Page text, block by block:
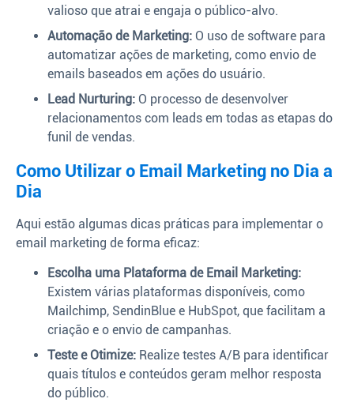
valioso que atrai e engaja o público-alvo.
Automação de Marketing: O uso de software para
automatizar ações de marketing, como envio de
emails baseados em ações do usuário.
Lead Nurturing: O processo de desenvolver
relacionamentos com leads em todas as etapas do
funil de vendas.
Como Utilizar o Email Marketing no Dia a
Dia
Aqui estão algumas dicas práticas para implementar o
email marketing de forma eficaz:
Escolha uma Plataforma de Email Marketing:
Existem várias plataformas disponíveis, como
Mailchimp, SendinBlue e HubSpot, que facilitam a
criação e o envio de campanhas.
Teste e Otimize: Realize testes A/B para identificar
quais títulos e conteúdos geram melhor resposta
do público.